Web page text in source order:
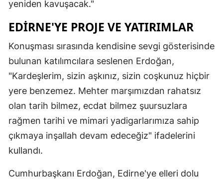
yeniden kavuşacak."
EDIRNE'YE PROJE VE YATIRIMLAR
Konuşması sırasında kendisine sevgi gösterisinde
bulunan katılımcılara seslenen Erdoğan,
"Kardeşlerim, sizin aşkınız, sizin coşkunuz hiçbir
yere benzemez. Mehter marşımızdan rahatsız
olan tarih bilmez, ecdat bilmez şuursuzlara
rağmen tarihi ve mimari yadigarlarımıza sahip
çıkmaya inşallah devam edeceğiz" ifadelerini
kullandı.
Cumhurbaşkanı Erdoğan, Edirne'ye elleri dolu